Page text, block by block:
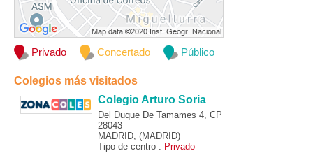
Privado Concertado Público
Colegios más visitados
Colegio Arturo Soria
Del Duque De Tamames 4, CP
28043
MADRID, (MADRID)
Tipo de centro : Privado